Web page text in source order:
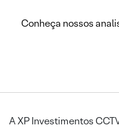
Conheça nossos
A XP Investimentos